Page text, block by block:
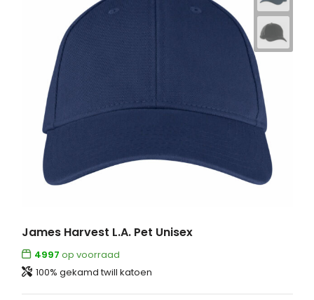
James Harvest L.A. Pet Unisex
4997 op voorraad
100% gekamd twill katoen